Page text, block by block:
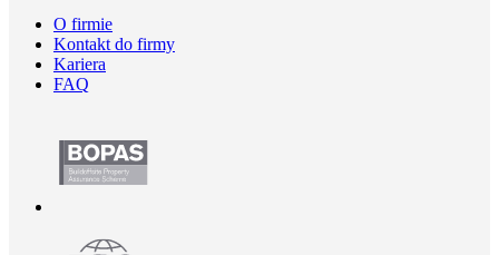
O firmie
Kontakt do firmy
Kariera
FAQ